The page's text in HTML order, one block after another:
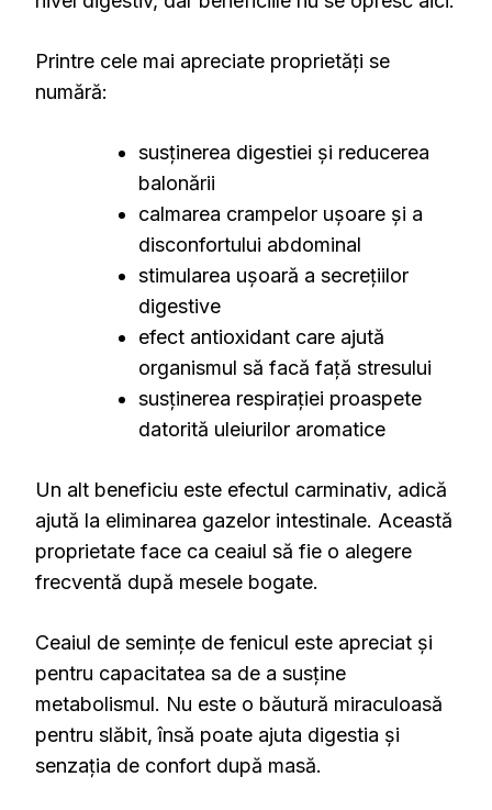
Printre cele mai apreciate proprietăți se
numără:
susținerea digestiei și reducerea
balonării
calmarea crampelor ușoare și a
disconfortului abdominal
stimularea ușoară a secrețiilor
digestive
efect antioxidant care ajută
organismul să facă față stresului
susținerea respirației proaspete
datorită uleiurilor aromatice
Un alt beneficiu este efectul carminativ, adică
ajută la eliminarea gazelor intestinale. Această
proprietate face ca ceaiul să fie o alegere
frecventă după mesele bogate.
Ceaiul de semințe de fenicul este apreciat și
pentru capacitatea sa de a susține
metabolismul. Nu este o băutură miraculoasă
pentru slăbit, însă poate ajuta digestia și
senzația de confort după masă.